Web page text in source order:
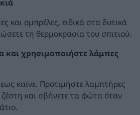
και ομπρέλες, ειδικά στα δυτικά
τη θερμοκρασία του σπιτιού.
και χρησιμοποιήστε λάμπες
καίνε. Προτιμήστε λαμπτήρες
και σβήνετε τα φώτα όταν